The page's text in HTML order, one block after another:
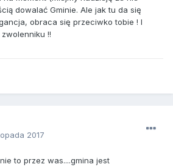
dowalać Gminie. Ale jak tu da się
obraca się przeciwko tobie ! I
!!
2017
to przez was....gmina jest